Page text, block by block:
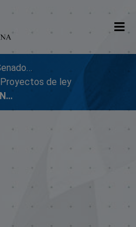
Repositorio Digital SenadoRD
Proyectos de ley
01468-SENDAS PENSIONES